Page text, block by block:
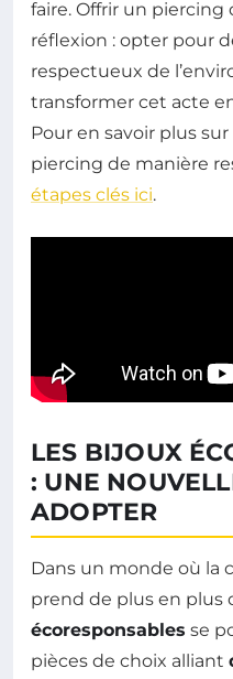
faire. Offrir un piercing
réflexion : opter pour
respectueux de
transformer cet acte
Pour en savoir plus
piercing de manière
étapes clés ici.
LES BIJOUX
: UNE
ADOPTER
Dans un monde où la
prend de plus en plus
écoresponsables se
pièces de choix alliant